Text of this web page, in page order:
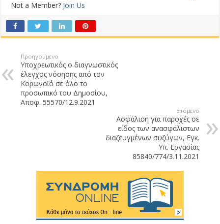
Not a Member? Join Us
Προηγούμενο
Υποχρεωτικός ο διαγνωστικός
έλεγχος νόσησης από τον
Κορωνοϊό σε όλο το
προσωπικό του Δημοσίου,
Αποφ. 55570/12.9.2021
Επόμενο
Ασφάλιση για παροχές σε
είδος των ανασφάλιστων
διαζευγμένων συζύγων, Εγκ.
Υπ. Εργασίας
85840/774/3.11.2021